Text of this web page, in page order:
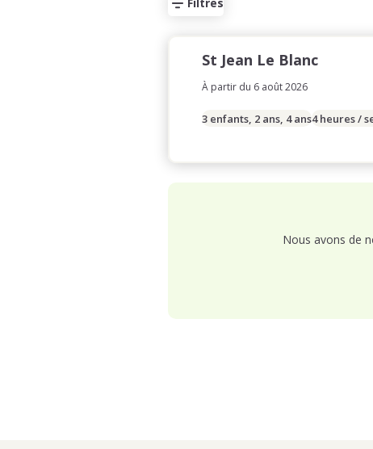
St Jean Le Blanc
À partir du 6 août 2026
3 enfants, 2 ans, 4 ans4 heures /
Nous avons de